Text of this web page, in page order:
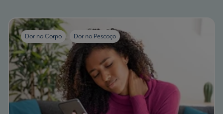
Dor no Corpo Dor no Pescoço